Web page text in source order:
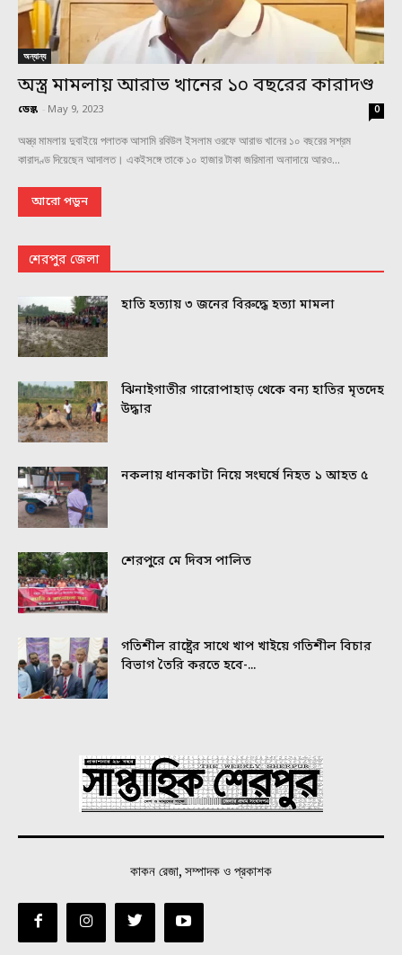
অন্যান্য
অস্ত্র মামলায় আরাভ খানের ১০ বছরের কারাদণ্ড
ডেস্ক - May 9, 2023 0
অস্ত্র মামলায় দুবাইয়ে পলাতক আসামি রবিউল ইসলাম ওরফে আরাভ খানের ১০ বছরের সশ্রম
কারাদণ্ড দিয়েছেন আদালত। একইসঙ্গে তাকে ১০ হাজার টাকা জরিমানা অনাদায়ে আরও...
আরো পড়ুন
শেরপুর জেলা
হাতি হত্যায় ৩ জনের বিরুদ্ধে হত্যা মামলা
ঝিনাইগাতীর গারোপাহাড় থেকে বন্য হাতির মৃতদেহ
উদ্ধার
নকলায় ধানকাটা নিয়ে সংঘর্ষে নিহত ১ আহত ৫
শেরপুরে মে দিবস পালিত
গতিশীল রাষ্ট্রের সাথে খাপ খাইয়ে গতিশীল বিচার
বিভাগ তৈরি করতে হবে-...
কাকন রেজা, সম্পাদক ও প্রকাশক